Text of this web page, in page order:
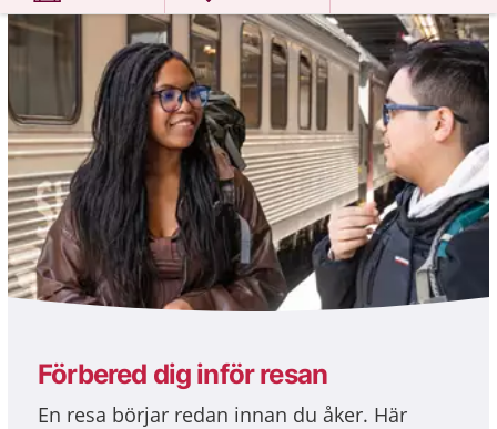
1177
Förbered dig inför resan
En resa börjar redan innan du åker. Här